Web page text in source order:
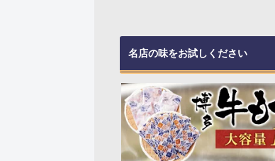
名店の味をお試しください